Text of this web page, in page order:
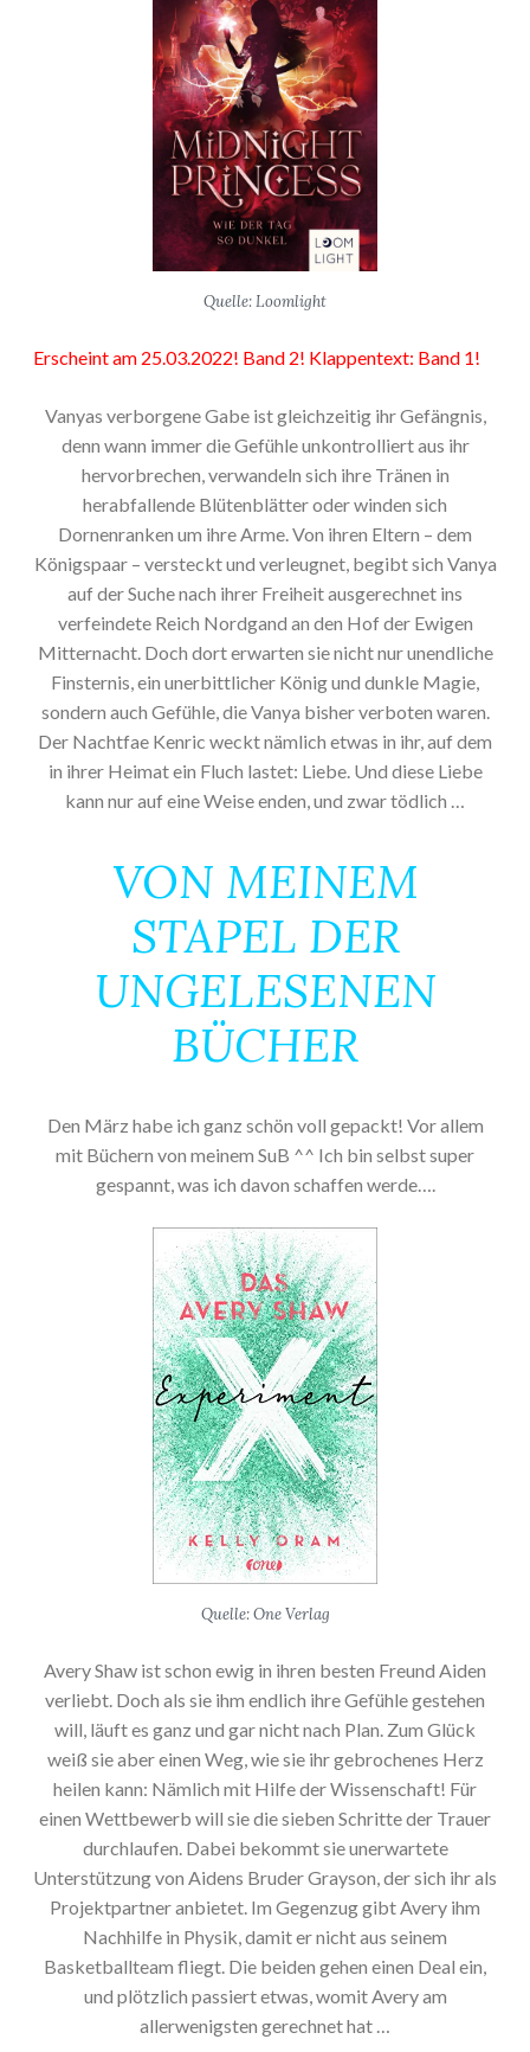
Quelle: Loomlight
Erscheint am 25.03.2022! Band 2! Klappentext: Band 1!
Vanyas verborgene Gabe ist gleichzeitig ihr Gefängnis,
denn wann immer die Gefühle unkontrolliert aus ihr
hervorbrechen, verwandeln sich ihre Tränen in
herabfallende Blütenblätter oder winden sich
Dornenranken um ihre Arme. Von ihren Eltern – dem
Königspaar – versteckt und verleugnet, begibt sich Vanya
auf der Suche nach ihrer Freiheit ausgerechnet ins
verfeindete Reich Nordgand an den Hof der Ewigen
Mitternacht. Doch dort erwarten sie nicht nur unendliche
Finsternis, ein unerbittlicher König und dunkle Magie,
sondern auch Gefühle, die Vanya bisher verboten waren.
Der Nachtfae Kenric weckt nämlich etwas in ihr, auf dem
in ihrer Heimat ein Fluch lastet: Liebe. Und diese Liebe
kann nur auf eine Weise enden, und zwar tödlich …
VON MEINEM
STAPEL DER
UNGELESENEN
BÜCHER
Den März habe ich ganz schön voll gepackt! Vor allem
mit Büchern von meinem SuB ^^ Ich bin selbst super
gespannt, was ich davon schaffen werde….
Quelle: One Verlag
Avery Shaw ist schon ewig in ihren besten Freund Aiden
verliebt. Doch als sie ihm endlich ihre Gefühle gestehen
will, läuft es ganz und gar nicht nach Plan. Zum Glück
weiß sie aber einen Weg, wie sie ihr gebrochenes Herz
heilen kann: Nämlich mit Hilfe der Wissenschaft! Für
einen Wettbewerb will sie die sieben Schritte der Trauer
durchlaufen. Dabei bekommt sie unerwartete
Unterstützung von Aidens Bruder Grayson, der sich ihr als
Projektpartner anbietet. Im Gegenzug gibt Avery ihm
Nachhilfe in Physik, damit er nicht aus seinem
Basketballteam fliegt. Die beiden gehen einen Deal ein,
und plötzlich passiert etwas, womit Avery am
allerwenigsten gerechnet hat …